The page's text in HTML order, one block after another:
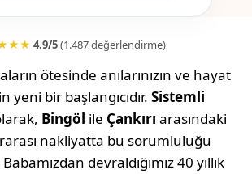
4.9/5(1.487 değerlendirme)
ötesinde anılarınızın ve hayat
yeni bir başlangıcıdır. Sistemli
Bingöl ile Çankırı arasındaki
nakliyatta bu sorumluluğu
devraldığımız 40 yıllık